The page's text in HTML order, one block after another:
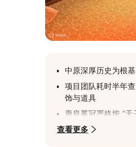
中原深厚历史为根
项目团队耗时半年
饰与道具
唐皇冕冠严格按 “
乐师使用的箜篌、
查看更多